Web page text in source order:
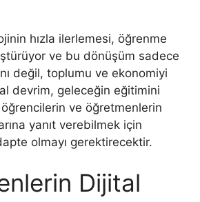
hızla ilerlemesi, öğrenme
ve bu dönüşüm sadece
değil, toplumu ve ekonomiyi
devrim, geleceğin eğitimini
ve öğretmenlerin
yanıt verebilmek için
olmayı gerektirecektir.
Dijital